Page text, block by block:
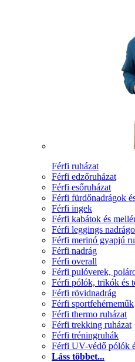
Férfi ruházat
Férfi edzőruházat
Férfi esőruházat
Férfi fürdőnadrágok
Férfi ingek
Férfi kabátok és
Férfi leggings
Férfi merinó gyapjú
Férfi nadrág
Férfi overall
Férfi pulóverek,
Férfi pólók, trikók és
Férfi rövidnadrág
Férfi sportfehérneműk
Férfi thermo ruházat
Férfi trekking ruházat
Férfi tréningruhák
Férfi UV-védő pólók
Láss többet...